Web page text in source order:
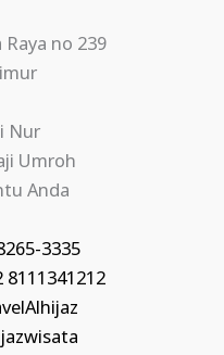
Raya no 239
Nur
Umroh
Anda
3335
8111341212